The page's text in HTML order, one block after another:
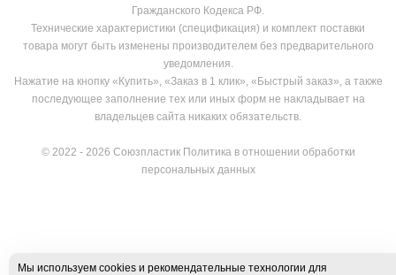
Гражданского Кодекса РФ.
Технические характеристики (спецификация) и комплект поставки
товара могут быть изменены производителем без предварительного
уведомления.
Нажатие на кнопку «Купить», «Заказ в 1 клик», «Быстрый заказ», а также
последующее заполнение тех или иных форм не накладывает на
владельцев сайта никаких обязательств.
© 2022 - 2026 Союзпластик Политика в отношении обработки
персональных данных
Мы используем cookies и рекомендательные технологии для